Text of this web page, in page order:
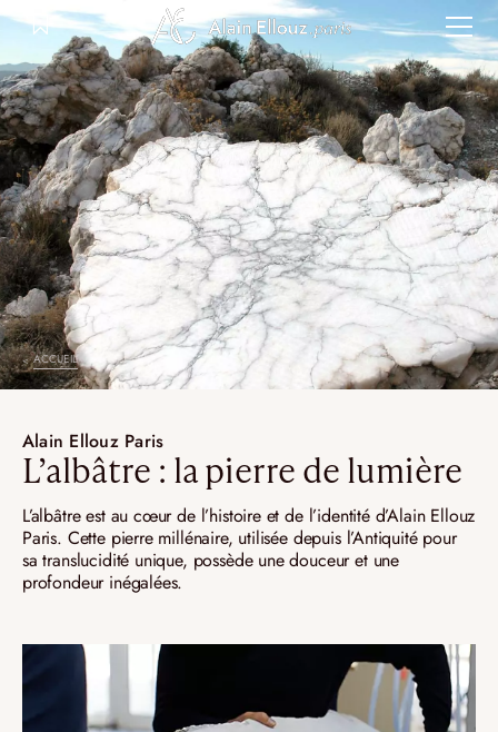
ACCUEIL
Alain Ellouz Paris
L’albâtre : la pierre de lumière
L’albâtre est au cœur de l’histoire et de l’identité d’Alain Ellouz
Paris. Cette pierre millénaire, utilisée depuis l’Antiquité pour
sa translucidité unique, possède une douceur et une
profondeur inégalées.